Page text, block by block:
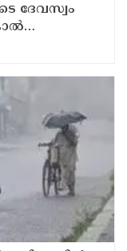
ദേവസ്വം